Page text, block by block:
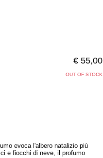
€ 55,00
OUT OF STOCK
evoca l'albero natalizio più
e fiocchi di neve, il profumo